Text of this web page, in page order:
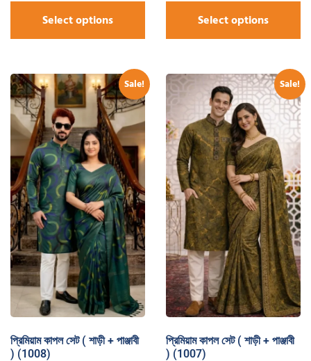
Select options Select options
Sale!
প্রিমিয়াম কাপল সেট ( শাড়ী + পাঞ্জাবী
) (1008)
Sale!
প্রিমিয়াম কাপল সেট ( শাড়ী + পাঞ্জাবী
) (1007)